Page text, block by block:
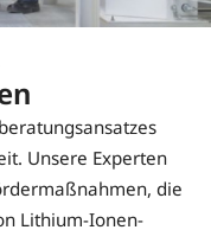
Unsere Experten
die
Lithium-Ionen-